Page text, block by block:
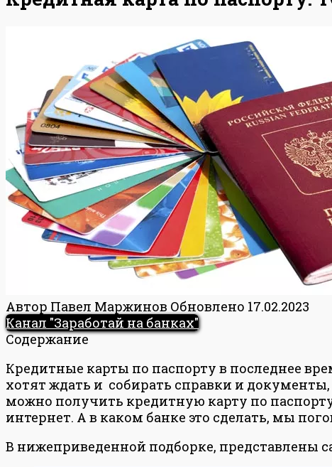
Автор Павел Маржинов Обновлено 17.02.2023
Канал "Заработай на банках"
Содержание
Кредитные карты по паспорту в последнее
хотят ждать и собирать справки и
можно получить кредитную карту по
интернет. А в каком банке это сделать, мы
В нижеприведенной подборке,